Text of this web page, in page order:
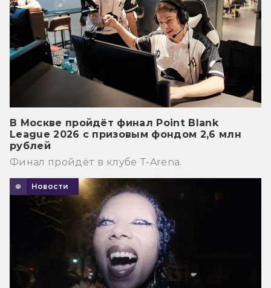
В Москве пройдёт финал Point Blank
League 2026 с призовым фондом 2,6 млн
рублей
Финал пройдёт в клубе T-Arena.
Новости